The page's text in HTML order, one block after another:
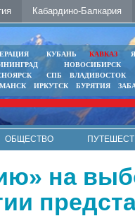
Кабардино-Балкария
КУБАНЬ КАВКАЗ
НОВОСИБИРСК
СПБ
ВЛАДИВОСТОК
ИРКУТСК БУРЯТИЯ
ОБЩЕСТВО
на